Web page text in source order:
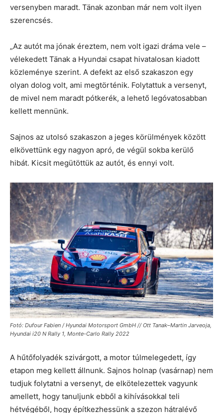
versenyben maradt. Tänak azonban már nem volt ilyen
szerencsés.
„Az autót ma jónak éreztem, nem volt igazi dráma vele –
vélekedett Tänak a Hyundai csapat hivatalosan kiadott
közleménye szerint. A defekt az első szakaszon egy
olyan dolog volt, ami megtörténik. Folytattuk a versenyt,
de mivel nem maradt pótkerék, a lehető legóvatosabban
kellett mennünk.
Sajnos az utolsó szakaszon a jeges körülmények között
elkövettünk egy nagyon apró, de végül sokba kerülő
hibát. Kicsit megütöttük az autót, és ennyi volt.
Fotó: Dufour Fabien / Hyundai Motorsport GmbH // Ott Tanak–Martin Jarveoja,
Hyundai i20 N Rally 1, Monte-Carlo Rally 2022
A hűtőfolyadék szivárgott, a motor túlmelegedett, így
etapon meg kellett állnunk. Sajnos holnap (vasárnap) nem
tudjuk folytatni a versenyt, de elkötelezettek vagyunk
amellett, hogy tanuljunk ebből a kihívásokkal teli
hétvégéből, hogy építkezhessünk a szezon hátralévő